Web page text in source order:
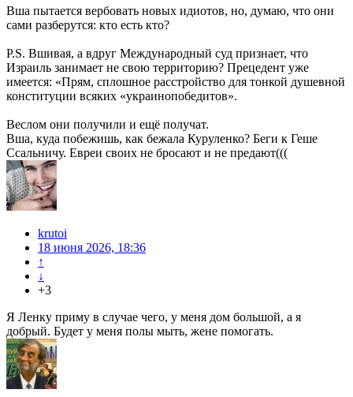
Вша пытается вербовать новых идиотов, но, думаю, что они
сами разберутся: кто есть кто?
P.S. Вшивая, а вдруг Международный суд признает, что
Израиль занимает не свою территорию? Прецедент уже
имеется: «Прям, сплошное расстройство для тонкой душевной
конституции всяких «украинопобедитов».
Веслом они получили и ещё получат.
Вша, куда побежишь, как бежала Куруленко? Беги к Геше
Ссальничу. Евреи своих не бросают и не предают(((
krutoi
18 июня 2026, 18:36
↑
↓
+3
Я Ленку приму в случае чего, у меня дом большой, а я
добрый. Будет у меня полы мыть, жене помогать.